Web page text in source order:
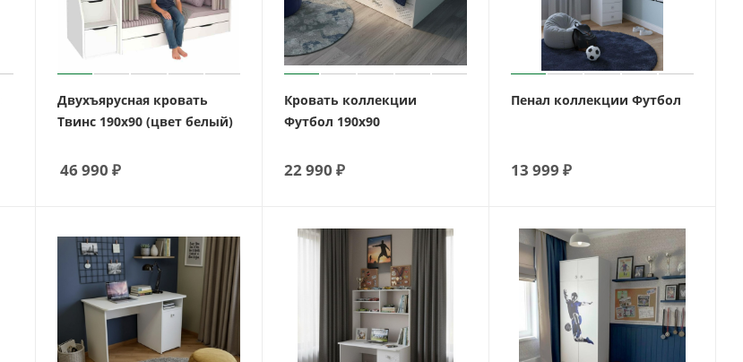
Двухъярусная кровать
Твинс 190х90 (цвет белый)
46 990 ₽
Кровать коллекции
Футбол 190х90
22 990 ₽
Пенал коллекции Футбол
13 999 ₽